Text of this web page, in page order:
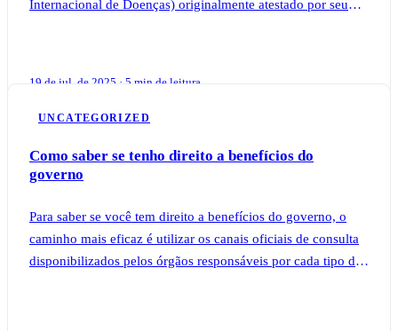
Internacional de Doenças) originalmente atestado por seu
19 de jul. de 2025 · 5 min de leitura
UNCATEGORIZED
Como saber se tenho direito a benefícios do
governo
Para saber se você tem direito a benefícios do governo, o
caminho mais eficaz é utilizar os canais oficiais de consulta
disponibilizados pelos órgãos responsáveis por cada tipo de